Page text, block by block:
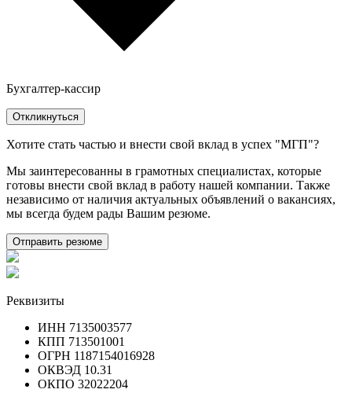
Бухгалтер-кассир
Откликнуться
Хотите стать частью и внести свой вклад в успех "МГП"?
Мы заинтересованны в грамотных специалистах, которые
готовы внести свой вклад в работу нашей компании. Также
независимо от наличия актуальных объявлений о вакансиях,
мы всегда будем рады Вашим резюме.
Отправить резюме
Реквизиты
ИНН 7135003577
КПП 713501001
ОГРН 1187154016928
ОКВЭД 10.31
ОКПО 32022204